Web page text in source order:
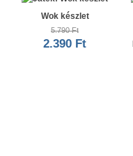
Wok készlet
5.790 Ft
2.390 Ft